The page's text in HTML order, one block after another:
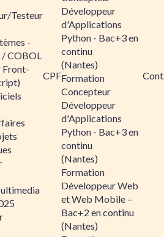
Testeur
-
COBOL
Front-
CPF
Développeur
d'Applications
Python - Bac+3 en
continu
(Nantes)
Formation
Concepteur
Développeur
d'Applications
Python - Bac+3 en
continu
(Nantes)
Formation
Développeur Web
et Web Mobile –
Bac+2 en continu
(Nantes)